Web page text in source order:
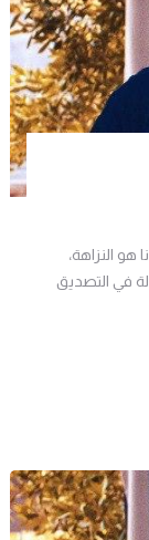
هو النزاهة،
في التصديق